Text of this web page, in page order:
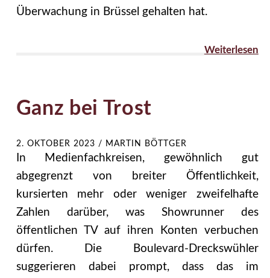
Überwachung in Brüssel gehalten hat.
Weiterlesen
Ganz bei Trost
2. OKTOBER 2023 / MARTIN BÖTTGER
In Medienfachkreisen, gewöhnlich gut
abgegrenzt von breiter Öffentlichkeit,
kursierten mehr oder weniger zweifelhafte
Zahlen darüber, was Showrunner des
öffentlichen TV auf ihren Konten verbuchen
dürfen. Die Boulevard-Dreckswühler
suggerieren dabei prompt, dass das im